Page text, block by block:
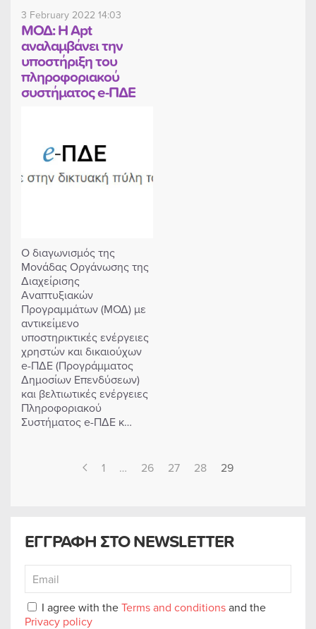
ΕΓΓΡΑΦΗ ΣΤΟ NEWSLETTER
I agree with theTerms and conditionsand the
Privacy policy
3 February 2022 14:03
ΜΟΔ: Η Apt
αναλαμβάνει την
υποστήριξη του
πληροφοριακού
συστήματος e-ΠΔΕ
Ο διαγωνισμός της
Μονάδας Οργάνωσης της
Διαχείρισης
Αναπτυξιακών
Προγραμμάτων (ΜΟΔ) με
αντικείμενο
υποστηρικτικές ενέργειες
χρηστών και δικαιούχων
e-ΠΔΕ (Προγράμματος
Δημοσίων Επενδύσεων)
και βελτιωτικές ενέργειες
Πληροφοριακού
Συστήματος e-ΠΔΕ κ…
1 … 26 27 28 29